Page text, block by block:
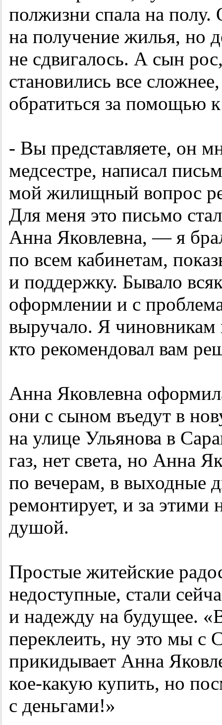
полжизни спала на полу.
на получение жилья, но
не сдвигалось. А сын
становились все
обратиться за помощью
- Вы представляете, он
медсестре, написал
мой жилищный вопрос
Для меня это письмо
Анна Яковлевна, — я
по всем кабинетам,
и поддержку. Бывало
оформлении и с
выручало. Я чиновникам
кто рекомендовал вам
Анна Яковлевна
они с сыном въедут в
на улице Ульянова в
газ, нет света, но Анна
по вечерам, в выходные
ремонтирует, и за этими
душой.
Простые житейские
недоступные, стали
и надежду на будущее.
переклеить, ну это мы с
прикидывает Анна
кое-какую купить, но
с деньгами!»